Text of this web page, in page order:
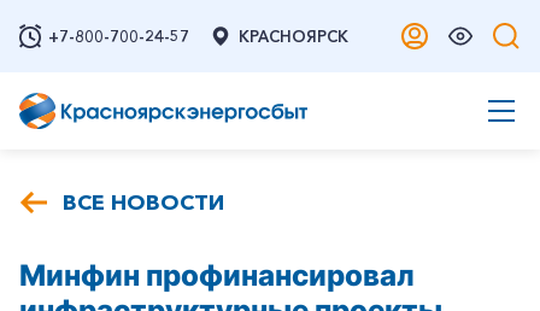
+7-800-700-24-57 КРАСНОЯРСК
ВСЕ НОВОСТИ
Минфин профинансировал